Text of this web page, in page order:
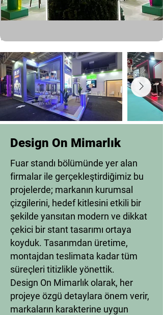
Design On Mimarlık
Fuar standı bölümünde yer alan
firmalar ile gerçekleştirdiğimiz bu
projelerde; markanın kurumsal
çizgilerini, hedef kitlesini etkili bir
şekilde yansıtan modern ve dikkat
çekici bir stant tasarımı ortaya
koyduk. Tasarımdan üretime,
montajdan teslimata kadar tüm
süreçleri titizlikle yönettik.
Design On Mimarlık olarak, her
projeye özgü detaylara önem verir,
markaların karakterine uygun